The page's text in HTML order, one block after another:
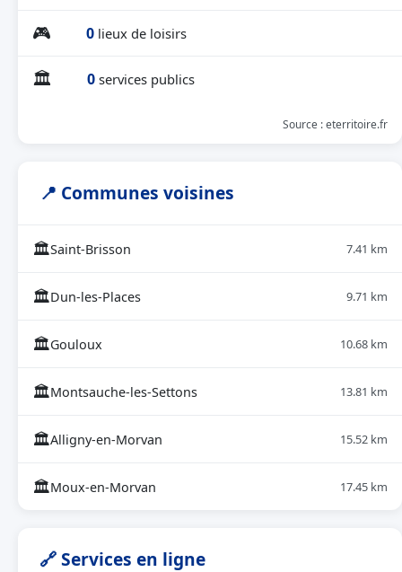
🎮 0 lieux de loisirs
🏛 0 services publics
Source : eterritoire.fr
📍 Communes voisines
🏛Saint-Brisson 7.41 km
🏛Dun-les-Places 9.71 km
🏛Gouloux 10.68 km
🏛Montsauche-les-Settons 13.81 km
🏛Alligny-en-Morvan 15.52 km
🏛Moux-en-Morvan 17.45 km
🔗 Services en ligne